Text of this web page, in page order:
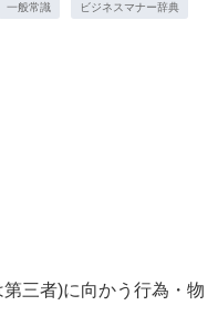
一般常識 ビジネスマナー辞典
三者)に向かう行為・物